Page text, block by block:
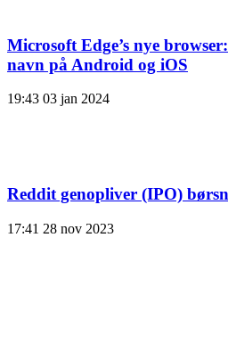
Microsoft Edge’s nye
navn på Android og iOS
19:43 03 jan 2024
Reddit genopliver (IPO)
17:41 28 nov 2023